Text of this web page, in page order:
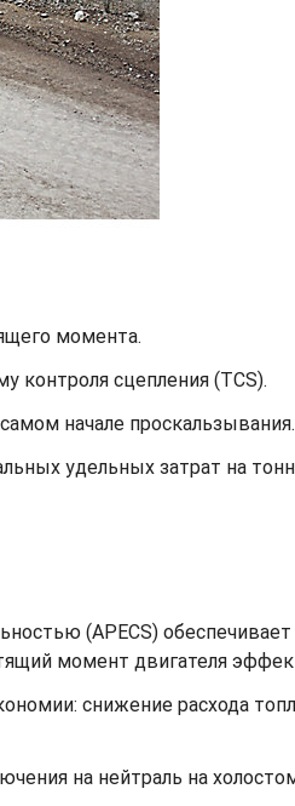
момента.
контроля сцепления (TCS).
начале проскальзывания.
удельных затрат на
(APECS)
момент двигателя
снижение расхода
на нейтраль на